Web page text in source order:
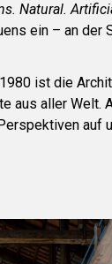
Natural.
ein – an der
ist die
aus aller Welt.
auf